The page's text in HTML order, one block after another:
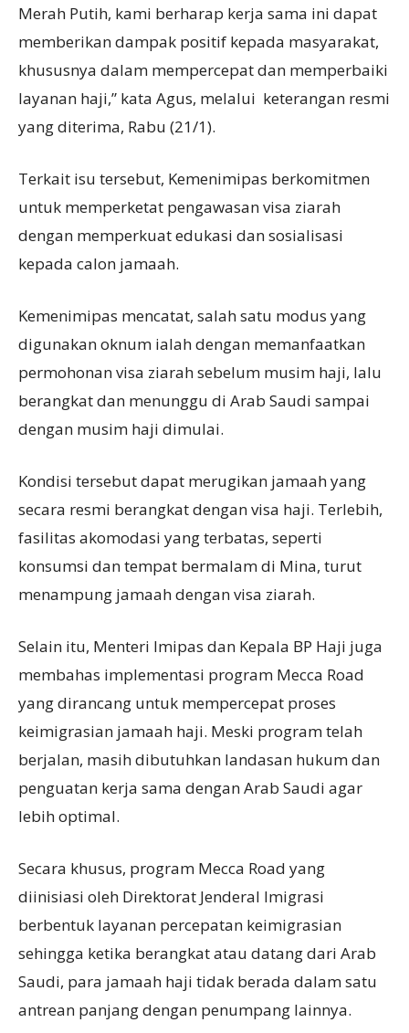
Merah Putih, kami berharap kerja sama ini dapat
memberikan dampak positif kepada masyarakat,
khususnya dalam mempercepat dan memperbaiki
layanan haji,” kata Agus, melalui keterangan resmi
yang diterima, Rabu (21/1).
Terkait isu tersebut, Kemenimipas berkomitmen
untuk memperketat pengawasan visa ziarah
dengan memperkuat edukasi dan sosialisasi
kepada calon jamaah.
Kemenimipas mencatat, salah satu modus yang
digunakan oknum ialah dengan memanfaatkan
permohonan visa ziarah sebelum musim haji, lalu
berangkat dan menunggu di Arab Saudi sampai
dengan musim haji dimulai.
Kondisi tersebut dapat merugikan jamaah yang
secara resmi berangkat dengan visa haji. Terlebih,
fasilitas akomodasi yang terbatas, seperti
konsumsi dan tempat bermalam di Mina, turut
menampung jamaah dengan visa ziarah.
Selain itu, Menteri Imipas dan Kepala BP Haji juga
membahas implementasi program Mecca Road
yang dirancang untuk mempercepat proses
keimigrasian jamaah haji. Meski program telah
berjalan, masih dibutuhkan landasan hukum dan
penguatan kerja sama dengan Arab Saudi agar
lebih optimal.
Secara khusus, program Mecca Road yang
diinisiasi oleh Direktorat Jenderal Imigrasi
berbentuk layanan percepatan keimigrasian
sehingga ketika berangkat atau datang dari Arab
Saudi, para jamaah haji tidak berada dalam satu
antrean panjang dengan penumpang lainnya.